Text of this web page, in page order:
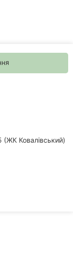
(ЖК Ковалівський)